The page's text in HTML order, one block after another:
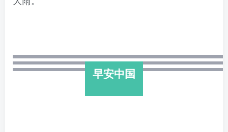
早安中国